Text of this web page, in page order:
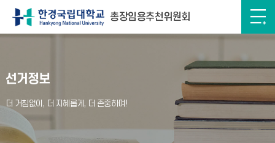
총장임용추천위원회
선거정보